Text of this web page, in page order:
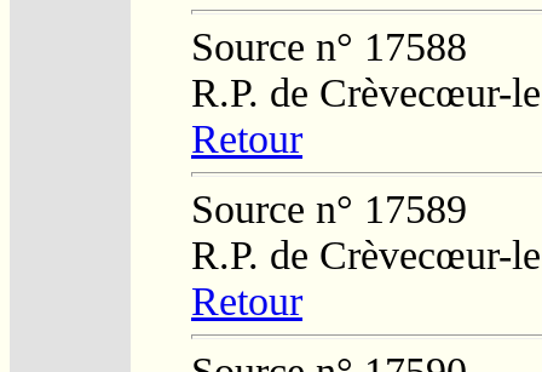
Source n° 17588
R.P. de Crèvecœur-
Retour
Source n° 17589
R.P. de Crèvecœur-
Retour